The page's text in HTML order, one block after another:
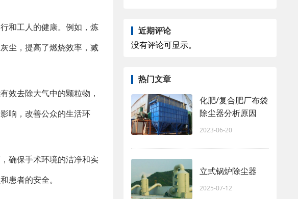
和工人的健康。例如，炼
尘，提高了燃烧效率，减
效去除大气中的颗粒物，
响，改善公众的生活环
确保手术环境的洁净和实
患者的安全。
近期评论
没有评论可显示。
热门文章
化肥/复合肥厂布袋
除尘器分析原因
2023-06-20
立式锅炉除尘器
2025-07-12